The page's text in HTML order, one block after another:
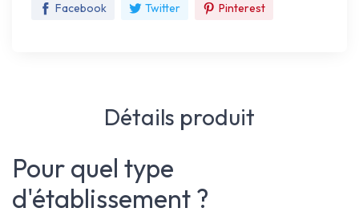
Facebook Twitter Pinterest
Détails produit
Pour quel type
d'établissement ?